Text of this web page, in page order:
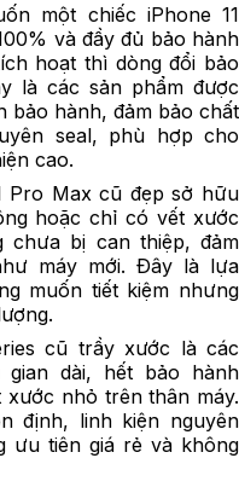
một chiếc iPhone 11
và đầy đủ bảo hành
hoạt thì dòng đổi bảo
là các sản phẩm được
bảo hành, đảm bảo chất
seal, phù hợp cho
cao.
Pro Max cũ đẹp sở hữu
hoặc chỉ có vết xước
chưa bị can thiệp, đảm
máy mới. Đây là lựa
muốn tiết kiệm nhưng
cũ trầy xước là các
dài, hết bảo hành
nhỏ trên thân máy.
định, linh kiện nguyên
ưu tiên giá rẻ và không